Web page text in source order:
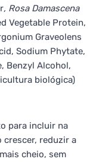
, Rosa Damascena
Vegetable Protein,
Graveolens
Sodium Phytate,
Benzyl Alcohol,
biológica)
para incluir na
crescer, reduzir a
cheio, sem